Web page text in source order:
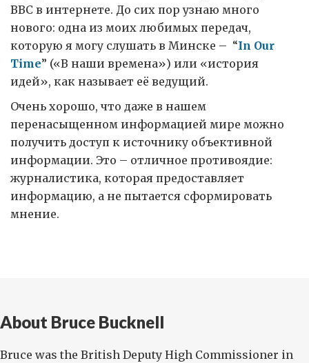
ВВС в интернете. До сих пор узнаю много
нового: одна из моих любимых передач,
которую я могу слушать в Минске – “In Our
Time” («В наши времена») или «история
идей», как называет её ведущий.
Очень хорошо, что даже в нашем
перенасыщенном информацией мире можно
получить доступ к источнику объективной
информации. Это – отличное противоядие:
журналистика, которая предоставляет
информацию, а не пытается сформировать
мнение.
About Bruce Bucknell
Bruce was the British Deputy High Commissioner in